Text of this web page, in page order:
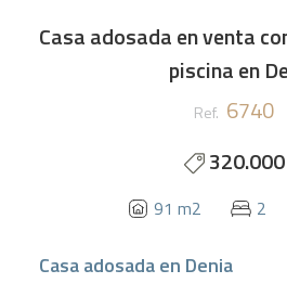
Casa adosada en venta
piscina en
Ref. 6740
91 m2 2
Casa adosadaen Denia